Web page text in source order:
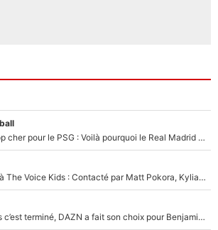
Yan Diomandé était trop cher pour le PSG : Voilà pourquoi le Real Madrid a accepté de payer la somme record de 140M€ pour boucler son transfert !
De l'équipe de France à The Voice Kids : Contacté par Matt Pokora, Kylian Mbappé a accepté de jouer un rôle inédit sur TF1 !
La Liga sur beIN Sports c’est terminé, DAZN a fait son choix pour Benjamin Da Silva et Omar Da Fonseca !